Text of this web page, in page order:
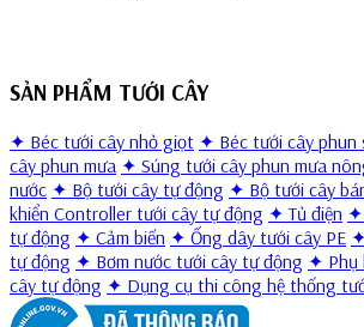
SẢN PHẨM TƯỚI CÂY
✦ Béc tưới cây nhỏ giọt ✦ Béc tưới cây phun
cây phun mưa ✦ Súng tưới cây phun mưa
nước ✦ Bộ tưới cây tự động ✦ Bộ tưới cây
khiển Controller tưới cây tự động ✦ Tủ điện ✦
tự động ✦ Cảm biến ✦ Ống dây tưới cây PE
tự động ✦ Bơm nước tưới cây tự động ✦ Phụ
cây tự động ✦ Dụng cụ thi công hệ thống